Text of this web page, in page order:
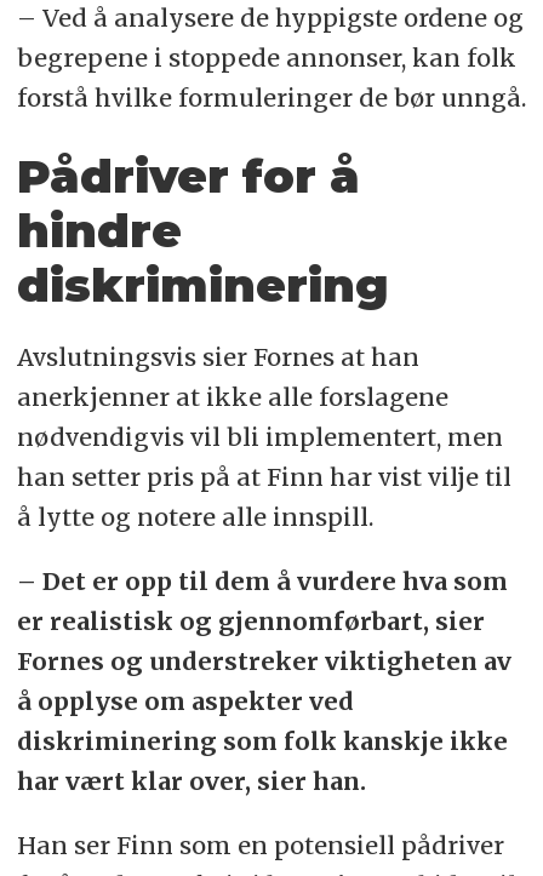
– Ved å analysere de hyppigste ordene og
begrepene i stoppede annonser, kan folk
forstå hvilke formuleringer de bør unngå.
Pådriver for å
hindre
diskriminering
Avslutningsvis sier Fornes at han
anerkjenner at ikke alle forslagene
nødvendigvis vil bli implementert, men
han setter pris på at Finn har vist vilje til
å lytte og notere alle innspill.
– Det er opp til dem å vurdere hva som
er realistisk og gjennomførbart, sier
Fornes og understreker viktigheten av
å opplyse om aspekter ved
diskriminering som folk kanskje ikke
har vært klar over, sier han.
Han ser Finn som en potensiell pådriver